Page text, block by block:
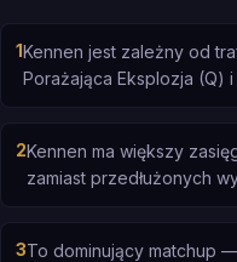
1Kennen jest zależny od
Porażająca Eksplozja (Q)
2Kennen ma większy
zamiast przedłużonych
3To dominujący matchup